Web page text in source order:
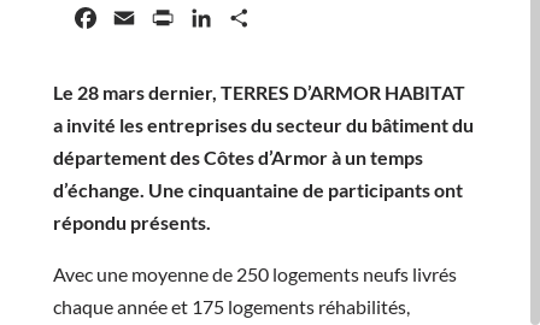
Facebook
Email Print LinkedIn
Le 28 mars dernier, TERRES D’ARMOR HABITAT
a invité les entreprises du secteur du bâtiment du
département des Côtes d’Armor à un temps
d’échange. Une cinquantaine de participants ont
répondu présents.
Avec une moyenne de 250 logements neufs livrés
chaque année et 175 logements réhabilités,